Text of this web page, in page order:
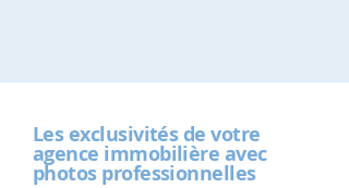
Les exclusivités de votre
agence immobilière avec
photos professionnelles